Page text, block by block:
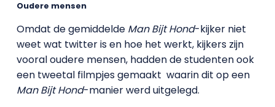
Oudere mensen
Omdat de gemiddelde Man Bijt Hond-kijker niet
weet wat twitter is en hoe het werkt, kijkers zijn
vooral oudere mensen, hadden de studenten ook
een tweetal filmpjes gemaakt waarin dit op een
Man Bijt Hond-manier werd uitgelegd.